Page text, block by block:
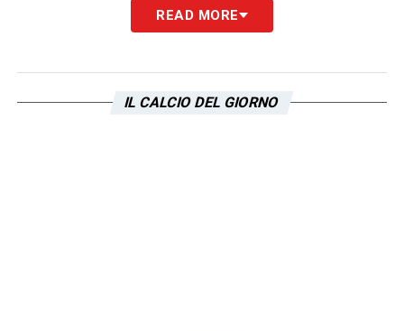
primi contatti ne seguiranno altri,
READ MORE
IL CALCIO DEL GIORNO